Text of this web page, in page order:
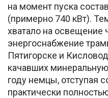
на момент пуска
(примерно 740 кВт).
хватало на освещение
энергоснабжение
Пятигорске и
качавших
году немцы, отступая
практически